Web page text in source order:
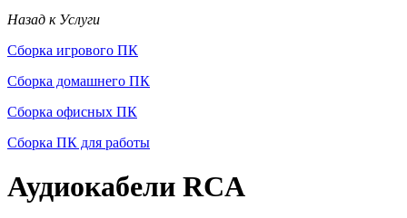
Назад к Услуги
Сборка игрового ПК
Сборка домашнего ПК
Сборка офисных ПК
Сборка ПК для работы
Аудиокабели RCA